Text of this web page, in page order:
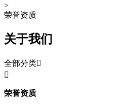
>
荣誉资质
关于我们
全部分类

荣誉资质